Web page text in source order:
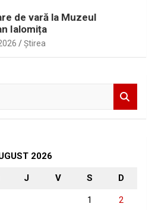
de vară la Muzeul
Ialomița
Ştirea
2026
J V S D
1 2